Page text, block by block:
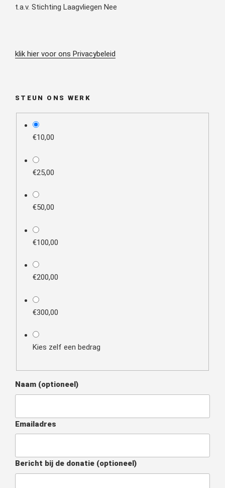
t.a.v. Stichting Laagvliegen Nee
klik hier voor ons Privacybeleid
STEUN ONS WERK
plan_select
€10,00
€25,00
€50,00
€100,00
€200,00
€300,00
Kies zelf een bedrag
Naam (optioneel)
Emailadres
Bericht bij de donatie (optioneel)